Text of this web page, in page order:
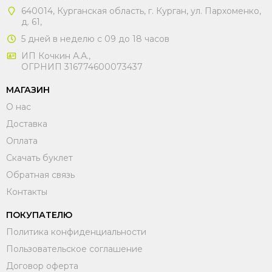
640014, Курганская область, г. Курган, ул. Пархоменко,
д. 61,
5 дней в неделю с 09 до 18 часов
ИП Кочкин А.А.,
ОГРНИП 316774600073437
МАГАЗИН
О нас
Доставка
Оплата
Скачать буклет
Обратная связь
Контакты
ПОКУПАТЕЛЮ
Политика конфиденциальности
Пользовательское соглашение
Договор оферта